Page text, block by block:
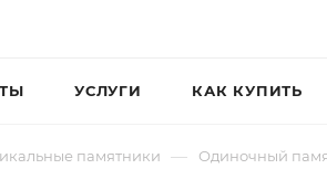
УСЛУГИ КАК КУПИТЬ
памятники — Одиночный